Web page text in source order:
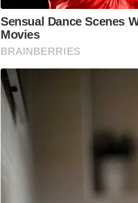
ഞാൻ തിരികെ ചേരേണ്ട
യഥാർത്ഥ കിംഗ്
കാരണം അന്ന് വേദിയിൽ
അദ്ദേഹത്തിന് അതിനോട്
Tags: